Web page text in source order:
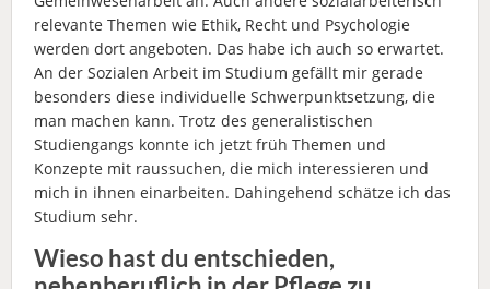
relevante Themen wie Ethik, Recht und Psychologie
werden dort angeboten. Das habe ich auch so erwartet.
An der Sozialen Arbeit im Studium gefällt mir gerade
besonders diese individuelle Schwerpunktsetzung, die
man machen kann. Trotz des generalistischen
Studiengangs konnte ich jetzt früh Themen und
Konzepte mit raussuchen, die mich interessieren und
mich in ihnen einarbeiten. Dahingehend schätze ich das
Studium sehr.
Wieso hast du entschieden,